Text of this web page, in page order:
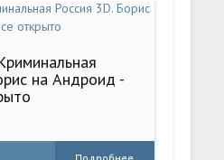
на Андроид -